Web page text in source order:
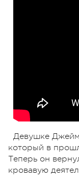
Девушке
который в
Теперь он
кровавую